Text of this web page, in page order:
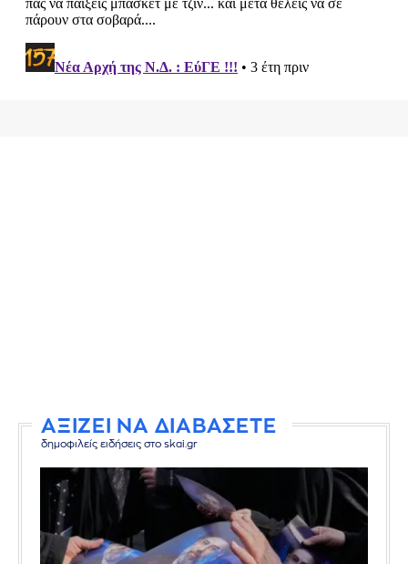
ΑΞΙΖΕΙ ΝΑ ΔΙΑΒΑΣΕΤΕ
δημοφιλείς ειδήσεις στο skai.gr